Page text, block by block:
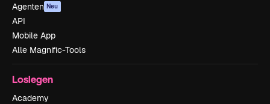
Agenten Neu
API
Mobile App
Alle Magnific-Tools
Loslegen
Academy